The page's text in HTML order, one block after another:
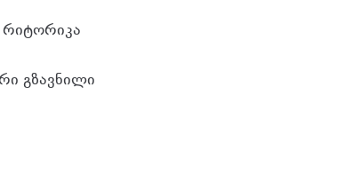
რიტორიკა
გზავნილი